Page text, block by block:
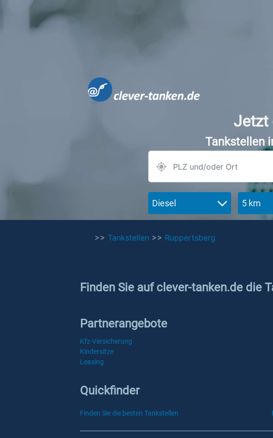
Jetzt
Tankstellen
Diesel 5 km
>> Tankstellen >> Ruppertsberg
Finden Sie auf clever-tanken.de die
Partnerangebote
Kfz-Versicherung
Kindersitze
Leasing
Quickfinder
Finden Sie die besten Tankstellen